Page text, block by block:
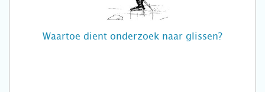
Waartoe dient onderzoek naar glissen?